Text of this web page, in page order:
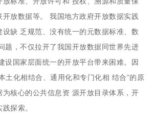
放数据等。 我国地方政府开放数据实践
缺 乏规范、没有统一的元数据标准、数
题，不仅拉开了我国开放数据同世界先进
设国家层面统一的开放平台带来困难。因
土化相结合、通用化和专门化相 结合”的原
为核心的公共信息资 源开放目录体系，开
探索。